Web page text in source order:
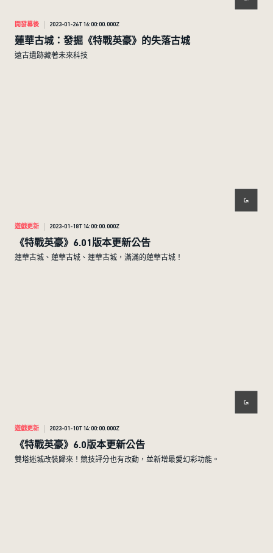
開發幕後 2023-01-26T16:00:00.000Z
蓮華古城：發掘《特戰英豪》的失落古城
遠古遺跡藏著未來科技
遊戲更新 2023-01-18T14:00:00.000Z
《特戰英豪》6.01版本更新公告
蓮華古城、蓮華古城、蓮華古城，滿滿的蓮華古城！
遊戲更新 2023-01-10T14:00:00.000Z
《特戰英豪》6.0版本更新公告
雙塔迷城改裝歸來！競技評分也有改動，並新增最愛幻彩功能。